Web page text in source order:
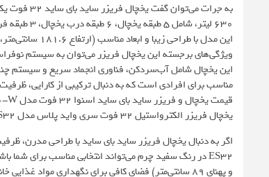
به جرات
۶۳۰ لیتر، شامل ۵ طبقه یخچال، ۶ طبقه درب یخچال، ۳ طبقه فریزر و ۳ کشو در فریزر، فضای کافی و مناسب برای نگهداری انواع مواد غذایی فراهم می‌کند.
ویژگی‌های برجسته این یخچال فریزر می‌توان به سیستم
این یخچال شامل آب‌سردکن، فناوری انجماد سریع و سیستم
مناسب برای افرادی است که به دنبال ترکیبی از کارایی،
قیمت یخچال و فریزر ساید بای ساید اسنوا 32 فوت مدل S1Di-M210-W
یخچال فریزر الکترواستیل 32 فوت سری واید پلاس مدل ES۳۲ سفید چرم
و پهنای ۸۹ سانتی‌متر) فضای کافی برای نگهداری مواد غذایی خانواده‌های پرجمعیت را فراهم می‌کند.